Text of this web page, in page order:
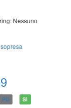
Nessuno
PG Sì